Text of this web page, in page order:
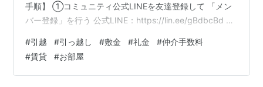
手順】 ①コミュニティ公式LINEを友達登録して 「メン
バー登録」を行う 公式LINE：https://lin.ee/gBdbcBd ⇒
ご興味ある案件を探す ②管理者LINEを友達登録し 管理
者LINEへ 本案件No.「132」を送信ください 管理者
LINE：https://line.me/ti/p/SnjtU_GMTw ※もちろん他の
#引越 #引っ越し #敷金 #礼金 #仲介手数料
#賃貸 #お部屋